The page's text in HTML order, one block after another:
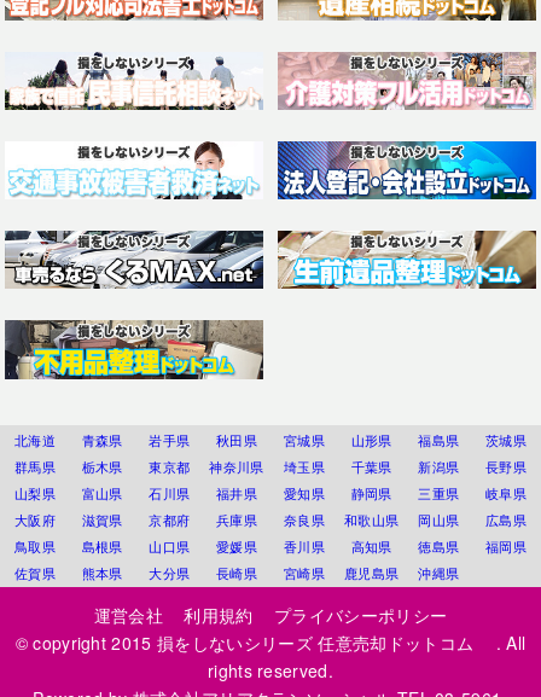
北海道 青森県 岩手県 秋田県 宮城県 山形県 福島県
茨城県
群馬県
栃木県 東京都 神奈川県 埼玉県 千葉県 新潟県
長野県
山梨県
富山県 石川県 福井県 愛知県 静岡県 三重県
岐阜県
大阪府
滋賀県 京都府 兵庫県 奈良県 和歌山県 岡山県
広島県
鳥取県
島根県 山口県 愛媛県 香川県 高知県 徳島県
福岡県
佐賀県
熊本県 大分県 長崎県 宮崎県 鹿児島県 沖縄県
運営会社 利用規約
プライバシーポリシー
© copyright 2015損をしないシリーズ 任意売却ドットコム
. All
rights reserved.